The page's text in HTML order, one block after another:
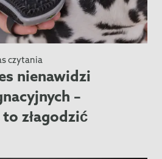
czytania
nienawidzi
–
złagodzić